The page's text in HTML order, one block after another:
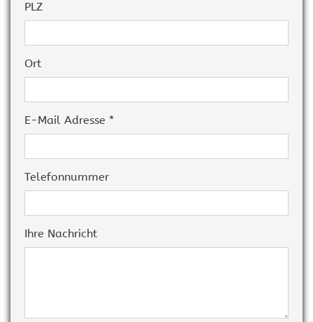
PLZ
Ort
E-Mail Adresse *
Telefonnummer
Ihre Nachricht